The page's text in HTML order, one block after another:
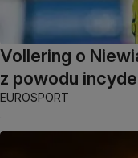
Vollering o
z powodu
EUROSPORT